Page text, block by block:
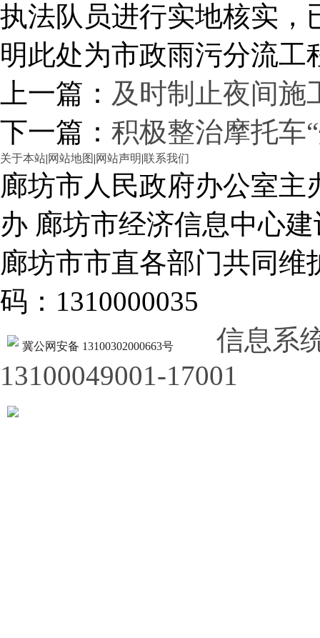
执法队员进行实地核实，
明此处为市政雨污分流工
上一篇： 及时制止夜间施
下一篇： 积极整治摩托车
关于本站|网站地图 |网站声明|联系我们
廊坊市人民政府办公室
办 廊坊市经济信息中心建
廊坊市市直各部门共同
码：1310000035
冀公网安备 13100302000663号
信息系
13100049001-17001